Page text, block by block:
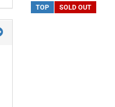
TOP SOLD OUT